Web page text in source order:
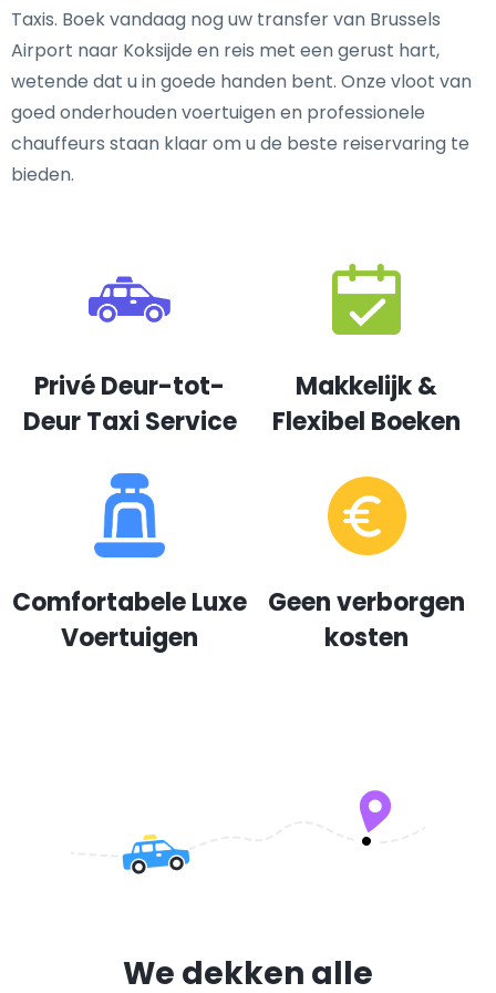
Taxis. Boek vandaag nog uw transfer van Brussels
Airport naar Koksijde en reis met een gerust hart,
wetende dat u in goede handen bent. Onze vloot van
goed onderhouden voertuigen en professionele
chauffeurs staan klaar om u de beste reiservaring te
bieden.
Privé Deur-tot-
Deur Taxi Service
Makkelijk &
Flexibel Boeken
Comfortabele Luxe
Voertuigen
Geen verborgen
kosten
We dekken alle